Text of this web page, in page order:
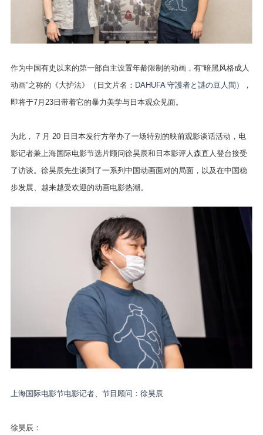
作为中国有史以来的第一部自主设置年龄限制的动画，有“暗黑风格成人
动画”之称的《大护法》（日文片名： DAHUFA 守護者と謎の豆人間 ），
即将于7月23日带着它的暴力美学与日本观众见面。
为此， 7 月 20 日日本发行方举办了一场特别的映前观影谈话活动，电
影记者兼上海国际电影节选片顾问徐昊辰和日本影评人森直人登台接受
了访谈。徐昊辰先生谈到了一系列中国动画面对的局面，以及在中国稳
步发展、越来越受欢迎的动画电影热潮。
上海国际电影节电影记者、节目顾问：徐昊辰
徐昊辰：